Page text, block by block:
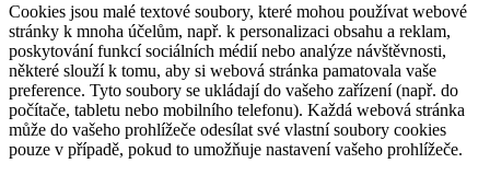
Cookies jsou malé textové soubory, které mohou používat webové
stránky k mnoha účelům, např. k personalizaci obsahu a reklam,
poskytování funkcí sociálních médií nebo analýze návštěvnosti,
některé slouží k tomu, aby si webová stránka pamatovala vaše
preference. Tyto soubory se ukládají do vašeho zařízení (např. do
počítače, tabletu nebo mobilního telefonu). Každá webová stránka
může do vašeho prohlížeče odesílat své vlastní soubory cookies
pouze v případě, pokud to umožňuje nastavení vašeho prohlížeče.